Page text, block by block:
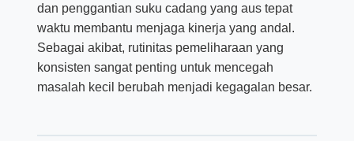
dan penggantian suku cadang yang aus tepat
waktu membantu menjaga kinerja yang andal.
Sebagai akibat, rutinitas pemeliharaan yang
konsisten sangat penting untuk mencegah
masalah kecil berubah menjadi kegagalan besar.